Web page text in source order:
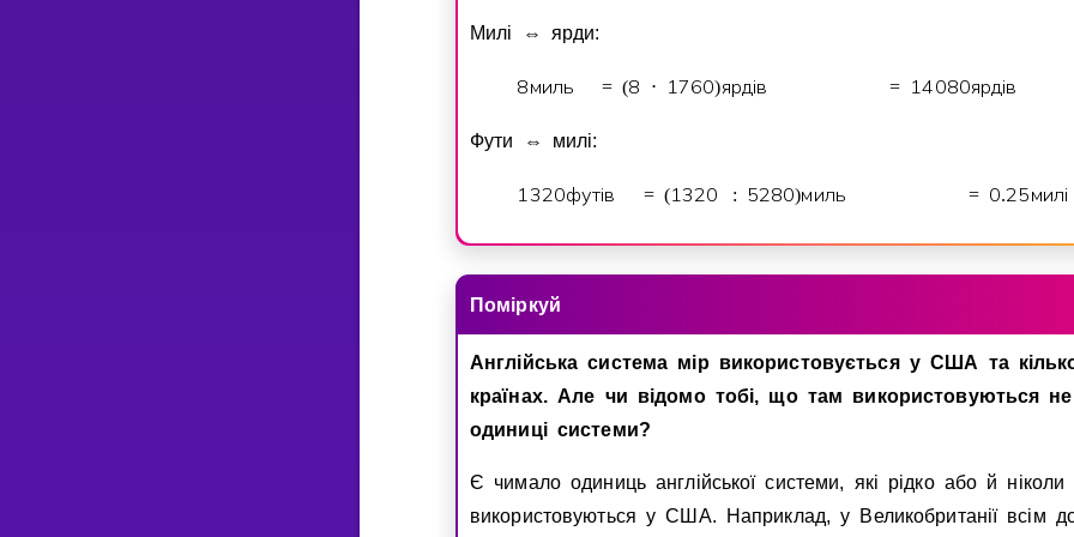
Милi ⇔ ярди:
8миль = (8 ⋅ 1760)ярдiв = 14080ярдiв
Фути ⇔ милi:
1 320футiв = (1320 : 5280)миль = 0.25милi
Помiркуй
Англiйська система мiр використовується у США та
країнах. Але чи вiдомо тобi, що там використовуються
одиницi системи?
Є чимало одиниць англiйської системи, якi рiдко або й нiколи
використовуються у США. Наприклад, у Великобританiї всiм